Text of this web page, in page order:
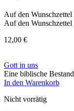
Auf den Wunschzettel
Auf den Wunschzettel
12,00 €
Gott in uns
Eine biblische
In den Warenkorb
Nicht vorrätig